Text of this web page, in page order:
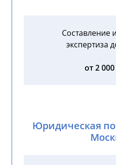
Составление
экспертиза
от 2
Юридическая